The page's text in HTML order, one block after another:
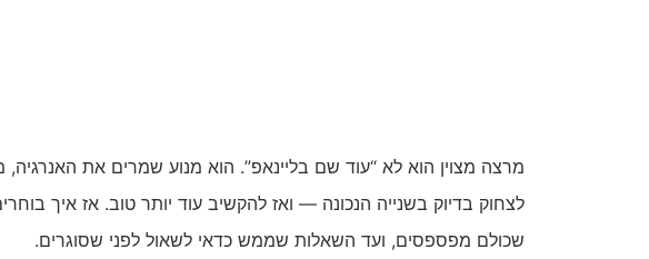
מרצה מצוין הוא לא “עוד שם בליינאפ”. הוא מנוע שמרים את
לצחוק בדיוק בשנייה הנכונה — ואז להקשיב עוד יותר טוב. אז איך
שכולם מפספסים, ועד השאלות שממש כדאי לשאול לפני שסוגרים.